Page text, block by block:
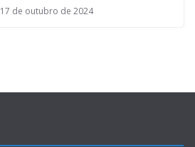
17 de outubro de 2024